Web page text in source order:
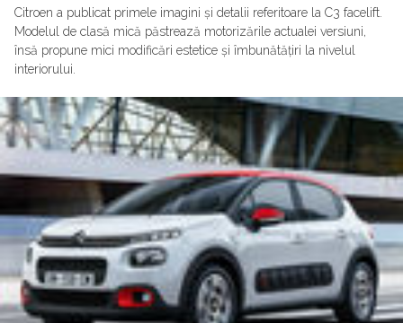
Citroen a publicat primele imagini și detalii referitoare la C3 facelift.
Modelul de clasă mică păstrează motorizările actualei versiuni,
însă propune mici modificări estetice și îmbunătățiri la nivelul
interiorului.